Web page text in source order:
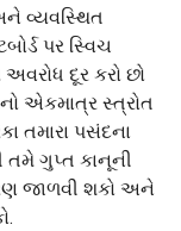
વ્યવસ્થિત
પર સ્વિચ
દૂર કરો છો
એકમાત્ર સ્ત્રોત
તમારા પસંદના
તમે ગુપ્ત કાનૂની
જાળવી શકો અને